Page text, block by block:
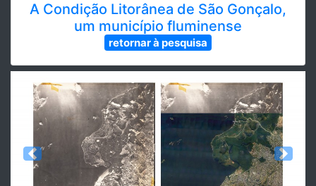
A Condição Litorânea de São Gonçalo,
um município fluminense
retornar à pesquisa
Previous Next